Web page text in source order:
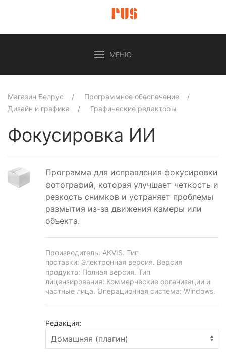
МЕНЮ
Магазин Белрус
Программное обеспечение
Дизайн и графика
Графические редакторы
Фокусировка ИИ
Программа для исправления фокусировки
фотографий, которая улучшает четкость и
резкость снимков и устраняет проблемы
размытия из-за движения камеры или
объекта.
Производитель: AKVIS. Тип
поставки: Электронная версия. Версия
продукта: Полная версия. Тип
лицензирования: Коммерческие организации и
частные лица. Операционная система: Windows.
Редакция: